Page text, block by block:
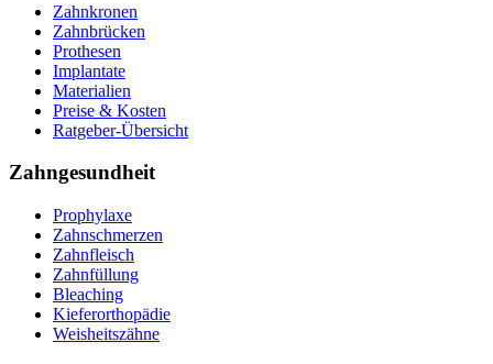
Zahnkronen
Zahnbrücken
Prothesen
Implantate
Materialien
Preise & Kosten
Ratgeber-Übersicht
Zahngesundheit
Prophylaxe
Zahnschmerzen
Zahnfleisch
Zahnfüllung
Bleaching
Kieferorthopädie
Weisheitszähne